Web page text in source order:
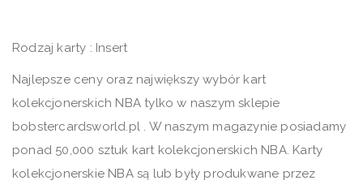
Rodzaj karty : Insert
Najlepsze ceny oraz największy wybór kart
kolekcjonerskich NBA tylko w naszym sklepie
bobstercardsworld.pl . W naszym magazynie posiadamy
ponad 50,000 sztuk kart kolekcjonerskich NBA. Karty
kolekcjonerskie NBA są lub były produkwane przez